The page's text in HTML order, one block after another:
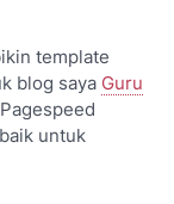
template
blog saya Guru
untuk